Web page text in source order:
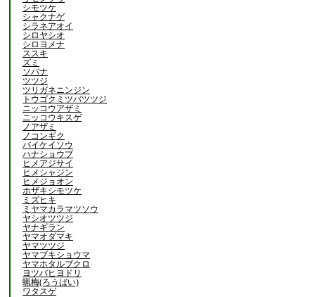
シモツケ
シャクナゲ
シラネアオイ
シロヤシオ
シロヨメナ
ススキ
ズミ
ソバナ
ツツジ
ツリガネニンジン
トウゴクミツバツツジ
ニッコウアザミ
ニッコウキスゲ
ノアザミ
ノコンギク
バイケイソウ
ハナショウブ
ヒメアジサイ
ヒメシャジン
ヒメジョオン
ホザキシモツケ
ミズヒキ
ミヤマカラマツソウ
ヤシオツツジ
ヤナギラン
ヤマオダマキ
ヤマツツジ
ヤマブキショウマ
ヤマホタルブクロ
ヨツバヒヨドリ
蝋梅(ろうばい)
ワタスゲ